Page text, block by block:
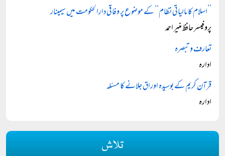
’’اسلام کا مالیاتی نظام‘‘ کے موضوع پر وفاقی دارالحکومت میں سیمینار
پروفیسر حافظ منیر احمد
تعارف و تبصرہ
ادارہ
قرآن کریم کے بوسیدہ اوراق جلانے کا مسئلہ
ادارہ
تلاش